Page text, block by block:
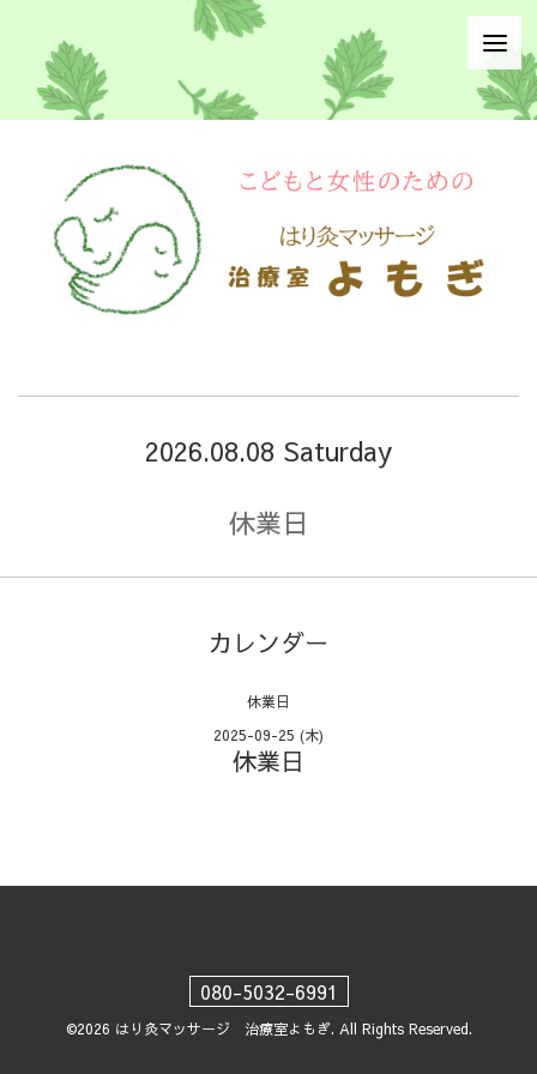
2026.08.08 Saturday
休業日
カレンダー
休業日
2025-09-25 (木)
休業日
080-5032-6991
©2026 はり灸マッサージ 治療室よもぎ. All Rights Reserved.